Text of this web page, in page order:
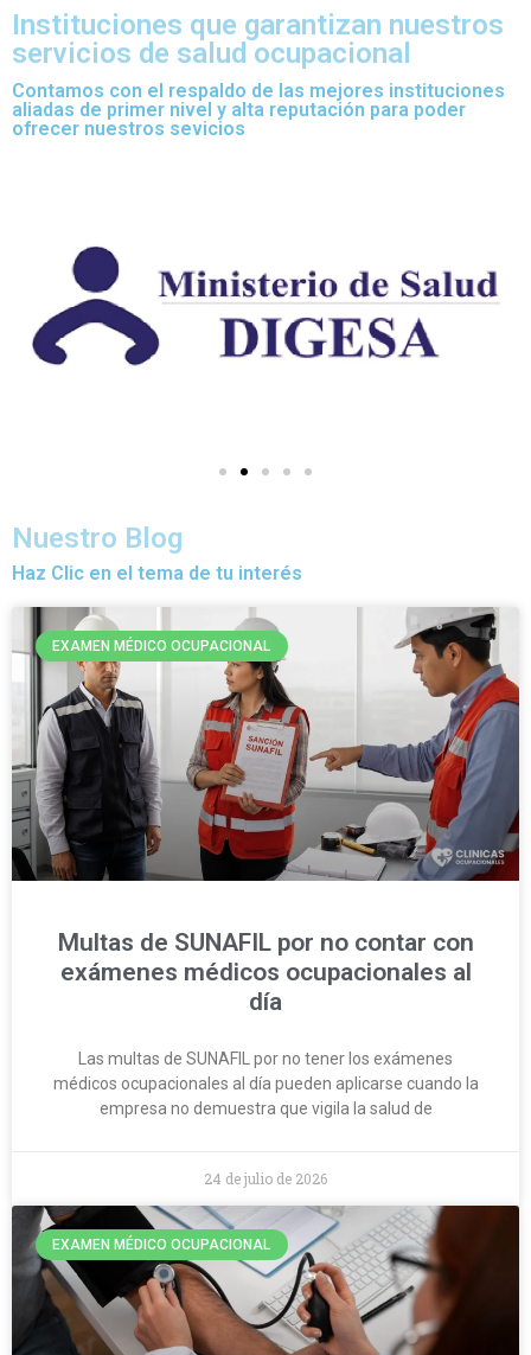
Instituciones que garantizan nuestros
servicios de salud ocupacional
Contamos con el respaldo de las mejores instituciones
aliadas de primer nivel y alta reputación para poder
ofrecer nuestros sevicios
Nuestro Blog
Haz Clic en el tema de tu interés
EXAMEN MÉDICO OCUPACIONAL
Multas de SUNAFIL por no contar con
exámenes médicos ocupacionales al
día
Las multas de SUNAFIL por no tener los exámenes
médicos ocupacionales al día pueden aplicarse cuando la
empresa no demuestra que vigila la salud de
24 de julio de 2026
EXAMEN MÉDICO OCUPACIONAL